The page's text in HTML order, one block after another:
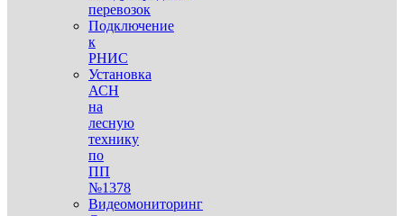
перевозок
Подключение
к
РНИС
Установка
АСН
на
лесную
технику
по
ПП
№1378
Видеомониторинг